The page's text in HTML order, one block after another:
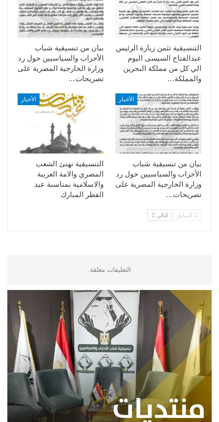
بيان من تنسيقية شباب
الأحزاب والسياسيين حول رد
وزارة الخارجية المصرية على
تصريحات…
التنسيقية تثمن زيارة الرئيس
عبدالفتاح السيسى اليوم
الي كل من مملكة البحرين
والمملكة…
الأخبار
التنسيقية تهنئ الشعب
المصري والامة العربية
والاسلامية بمناسبة عيد
الفطر المبارك
الأخبار
بيان من تنسيقية شباب
الأحزاب والسياسيين حول رد
وزارة الخارجية المصرية على
تصريحات…
السابق التالي
التعليقات مغلقة.